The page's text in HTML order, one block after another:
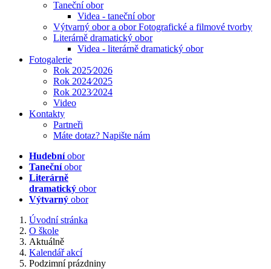
Taneční obor
Videa - taneční obor
Výtvarný obor a obor Fotografické a filmové tvorby
Literárně dramatický obor
Videa - literárně dramatický obor
Fotogalerie
Rok 2025⁄2026
Rok 2024⁄2025
Rok 2023⁄2024
Video
Kontakty
Partneři
Máte dotaz? Napište nám
Hudebníobor
Tanečníobor
Literárně
dramatický obor
Výtvarný obor
Úvodní stránka
O škole
Aktuálně
Kalendář akcí
Podzimní prázdniny